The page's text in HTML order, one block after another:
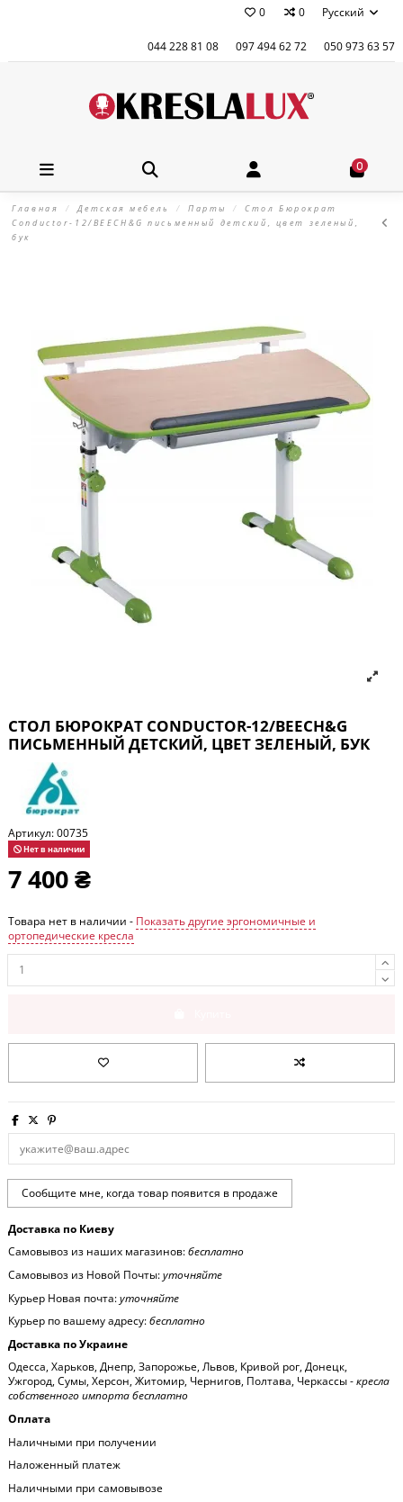
0 0 Русский
044 228 81 08 097 494 62 72 050 973 63 57
0
Главная Детская мебель Парты
Стол Бюрократ
Conductor-12/BEECH&G письменный детский, цвет зеленый,
бук
СТОЛ БЮРОКРАТ CONDUCTOR-12/BEECH&G
ПИСЬМЕННЫЙ ДЕТСКИЙ, ЦВЕТ ЗЕЛЕНЫЙ, БУК
Артикул:00735
Нет в наличии
7 400 ₴
Товара нет в наличии - Показать другие эргономичные и
ортопедические кресла
Доставка по Киеву
Самовывоз из наших магазинов:бесплатно
Самовывоз из Новой Почты:уточняйте
Курьер Новая почта:уточняйте
Курьер по вашему адресу:бесплатно
Доставка по Украине
Одесса, Харьков, Днепр, Запорожье, Львов, Кривой рог, Донецк,
Ужгород, Сумы, Херсон, Житомир, Чернигов, Полтава, Черкассы -кресла
собственного импорта бесплатно
Оплата
Наличными при получении
Наложенный платеж
Наличными при самовывозе